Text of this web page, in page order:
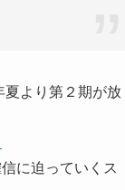
夏より第２期が放
に迫っていくス